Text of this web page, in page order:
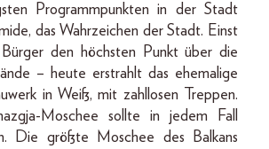
Programmpunkten in der Stadt
das Wahrzeichen der Stadt. Einst
den höchsten Punkt über die
– heute erstrahlt das ehemalige
in Weiß, mit zahllosen Treppen.
Moschee sollte in jedem Fall
Die größte Moschee des Balkans